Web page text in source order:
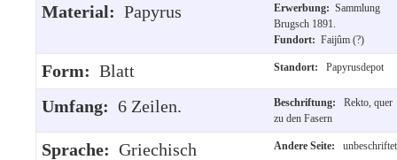
Material: Papyrus Erwerbung: Sammlung
Brugsch 1891.
Fundort: Faijûm (?)
Form: Blatt Standort: Papyrusdepot
Umfang: 6 Zeilen. Beschriftung:
Rekto, quer
zu den Fasern
Sprache: Griechisch Andere Seite: unbeschriftet